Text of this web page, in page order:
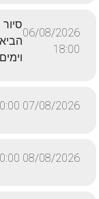
06/08/2026
18:00
וימים
07/08/2026 10:00
08/08/2026 10:00